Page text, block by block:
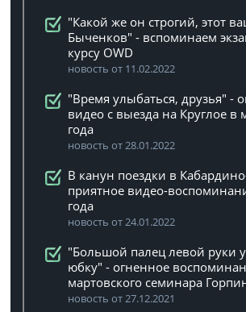
"Какой же он строгий, этот
Быченков" - вспоминаем
курсу OWD
новость от 11.02.2022
"Время улыбаться, друзья" -
видео с выезда на Круглое в
года
новость от 28.01.2022
В канун поездки в
приятное видео-
года
новость от 24.01.2022
"Большой палец левой руки
юбку" - огненное
мартовского семинара
новость от 27.12.2021